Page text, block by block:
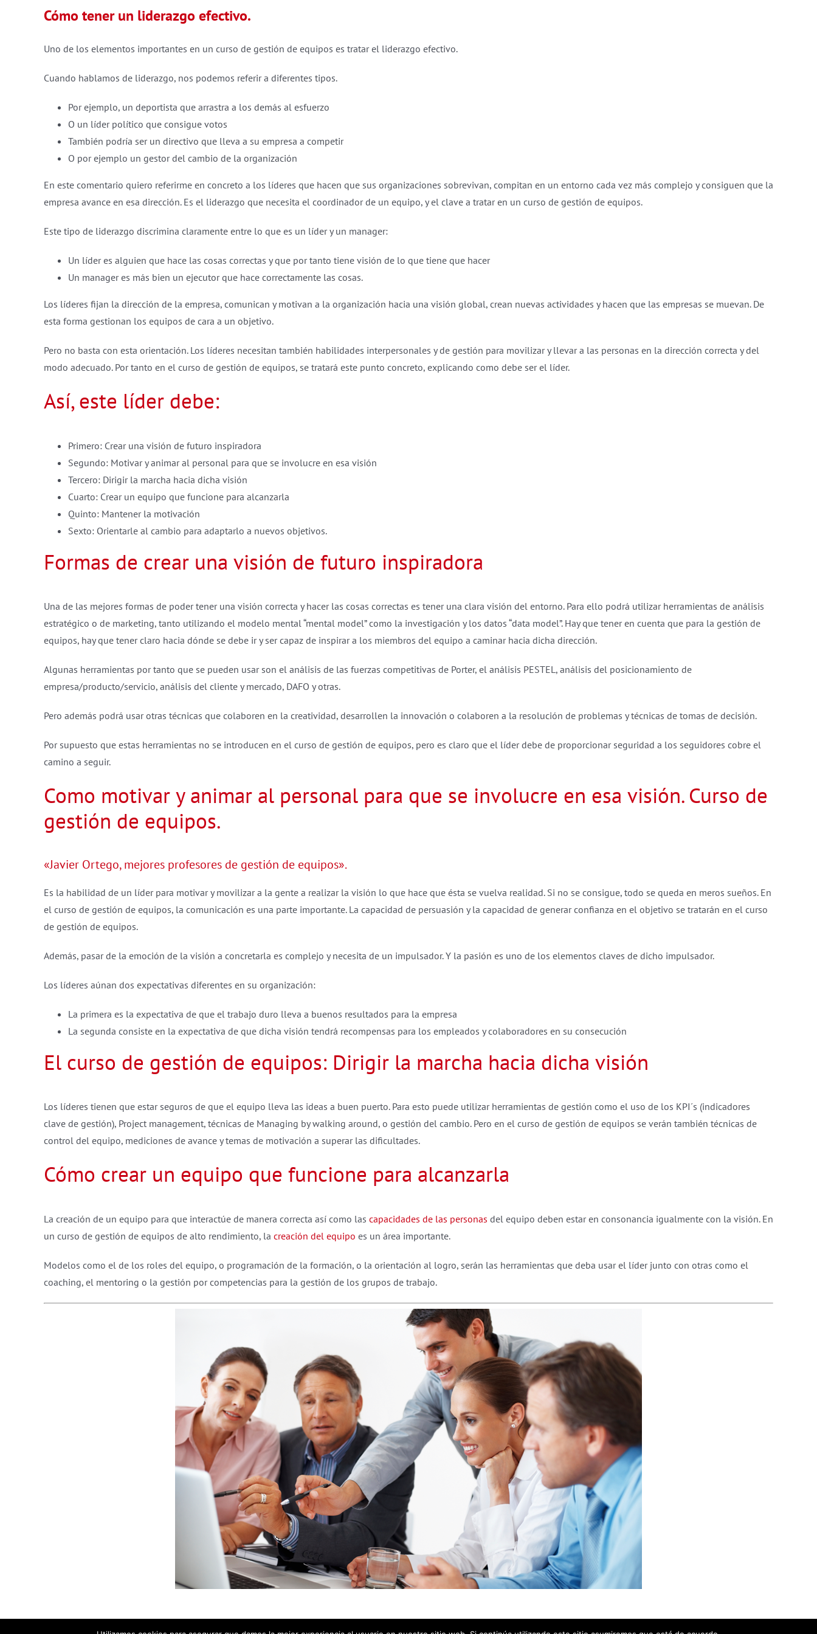
Cómo tener un liderazgo efectivo.
Uno de los elementos importantes en un curso de gestión de equipos es tratar el liderazgo efectivo.
Cuando hablamos de liderazgo, nos podemos referir a diferentes tipos.
Por ejemplo, un deportista que arrastra a los demás al esfuerzo
O un líder político que consigue votos
También podría ser un directivo que lleva a su empresa a competir
O por ejemplo un gestor del cambio de la organización
En este comentario quiero referirme en concreto a los líderes que hacen que sus organizaciones sobrevivan, compitan en un entorno cada vez más complejo y consiguen que la
empresa avance en esa dirección. Es el liderazgo que necesita el coordinador de un equipo, y el clave a tratar en un curso de gestión de equipos.
Este tipo de liderazgo discrimina claramente entre lo que es un líder y un manager:
Un líder es alguien que hace las cosas correctas y que por tanto tiene visión de lo que tiene que hacer
Un manager es más bien un ejecutor que hace correctamente las cosas.
Los líderes fijan la dirección de la empresa, comunican y motivan a la organización hacia una visión global, crean nuevas actividades y hacen que las empresas se muevan. De
esta forma gestionan los equipos de cara a un objetivo.
Pero no basta con esta orientación. Los líderes necesitan también habilidades interpersonales y de gestión para movilizar y llevar a las personas en la dirección correcta y del
modo adecuado. Por tanto en el curso de gestión de equipos, se tratará este punto concreto, explicando como debe ser el líder.
Así, este líder debe:
Primero: Crear una visión de futuro inspiradora
Segundo: Motivar y animar al personal para que se involucre en esa visión
Tercero: Dirigir la marcha hacia dicha visión
Cuarto: Crear un equipo que funcione para alcanzarla
Quinto: Mantener la motivación
Sexto: Orientarle al cambio para adaptarlo a nuevos objetivos.
Formas de crear una visión de futuro inspiradora
Una de las mejores formas de poder tener una visión correcta y hacer las cosas correctas es tener una clara visión del entorno. Para ello podrá utilizar herramientas de análisis
estratégico o de marketing, tanto utilizando el modelo mental “mental model” como la investigación y los datos “data model”. Hay que tener en cuenta que para la gestión de
equipos, hay que tener claro hacia dónde se debe ir y ser capaz de inspirar a los miembros del equipo a caminar hacia dicha dirección.
Algunas herramientas por tanto que se pueden usar son el análisis de las fuerzas competitivas de Porter, el análisis PESTEL, análisis del posicionamiento de
empresa/producto/servicio, análisis del cliente y mercado, DAFO y otras.
Pero además podrá usar otras técnicas que colaboren en la creatividad, desarrollen la innovación o colaboren a la resolución de problemas y técnicas de tomas de decisión.
Por supuesto que estas herramientas no se introducen en el curso de gestión de equipos, pero es claro que el líder debe de proporcionar seguridad a los seguidores cobre el
camino a seguir.
Como motivar y animar al personal para que se involucre en esa visión. Curso de
gestión de equipos.
«Javier Ortego, mejores profesores de gestión de equipos».
Es la habilidad de un líder para motivar y movilizar a la gente a realizar la visión lo que hace que ésta se vuelva realidad. Si no se consigue, todo se queda en meros sueños. En
el curso de gestión de equipos, la comunicación es una parte importante. La capacidad de persuasión y la capacidad de generar confianza en el objetivo se tratarán en el curso
de gestión de equipos.
Además, pasar de la emoción de la visión a concretarla es complejo y necesita de un impulsador. Y la pasión es uno de los elementos claves de dicho impulsador.
Los líderes aúnan dos expectativas diferentes en su organización:
La primera es la expectativa de que el trabajo duro lleva a buenos resultados para la empresa
La segunda consiste en la expectativa de que dicha visión tendrá recompensas para los empleados y colaboradores en su consecución
El curso de gestión de equipos: Dirigir la marcha hacia dicha visión
Los líderes tienen que estar seguros de que el equipo lleva las ideas a buen puerto. Para esto puede utilizar herramientas de gestión como el uso de los KPI´s (indicadores
clave de gestión), Project management, técnicas de Managing by walking around, o gestión del cambio. Pero en el curso de gestión de equipos se verán también técnicas de
control del equipo, mediciones de avance y temas de motivación a superar las dificultades.
Cómo crear un equipo que funcione para alcanzarla
La creación de un equipo para que interactúe de manera correcta así como las capacidades de las personas del equipo deben estar en consonancia igualmente con la visión. En
un curso de gestión de equipos de alto rendimiento, la creación del equipo es un área importante.
Modelos como el de los roles del equipo, o programación de la formación, o la orientación al logro, serán las herramientas que deba usar el líder junto con otras como el
coaching, el mentoring o la gestión por competencias para la gestión de los grupos de trabajo.